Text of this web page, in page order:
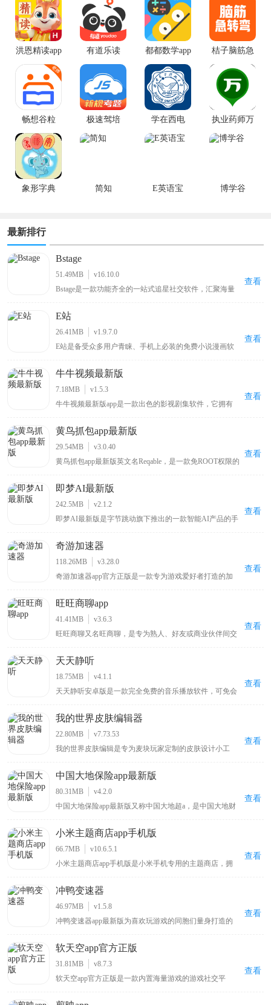
洪恩精读app
最新版
有道乐读 都都数学app
桔子脑筋急
畅想谷粒 极速驾培 学在西电
执业药师万
象形字典 简知 E英语宝 博学谷
最新排行
Bstage
51.49MB
v16.10.0
Bstage是一款功能齐全的一站式追星社交软件，汇聚海量
解，同时提供星粉互动、粉丝社交、音源试听、周边选
购、线下活动报名等全套追星服务。界面简洁清爽、分类
清晰，操作简单易上手，全方位满足用户日常追星、互动
交友、资源收藏的多样化需求。
查看
E站
26.41MB
v1.9.7.0
E站是备受众多用户青睐、手机上必装的免费小说漫画软
该新版本软件将各种功能免费提供给用户，为漫画爱好者
带来丰富多样且免费便捷的阅读体验 。
查看
牛牛视频最新版
7.18MB
v1.5.3
牛牛视频最新版app是一款出色的影视剧集软件，它拥有
随心播放这些影视内容，让用户畅享沉浸式的大片观看体
验，满足不同用户多样化的影视观看需求。
查看
黄鸟抓包app最新版
29.54MB
v3.0.40
黄鸟抓包app最新版英文名Reqable，是一款免ROOT权限的
HTTPS、WebSocket各类流量数据，搭载精准流量筛选、
数据包注入调试、跨端协同抓包能力。兼顾新手简易操作
与高阶开发调试需求，适配接口测试、网络排错、数据核
验场景，是开发者与运维人员必备的移动端抓包神器。
查看
即梦AI最新版
242.5MB
v2.1.2
即梦AI最新版是字节跳动旗下推出的一款智能AI产品的手
用抖音账号登录app后，只需用自然语言在即梦AI最新版
上描述自己的想法，便能迅速捕捉并理解，然后挥洒创意
生成图片。如果对生成的图片不满意，用户还可以利用内
置的编辑功能进行微调，让创意更加完美。
查看
奇游加速器
118.26MB
v3.28.0
奇游加速器app官方正版是一款专为游戏爱好者打造的加
予全面的服务确保。此软件采用先进加速技术，智能选择
最好服务器，优化数据传输方法，降低延迟和遗失，提升
您的游戏体验。无论您是热衷使命召唤战区、王者荣耀国
际服、PUBGM，或是DNFM、刺激战场、吃鸡外服等国
稳定的联络。
查看
旺旺商聊app
41.41MB
v3.6.3
旺旺商聊又名旺商聊，是专为熟人、好友或商业伙伴间交
私数据不泄露，还能加密聊天信息防止第三方无关者看
到，自推出以来受到无数好评，适合有私密交流需求的人
查看
天天静听
18.75MB
v4.1.1
天天静听安卓版是一款完全免费的音乐播放软件，可免会
曲音乐下载到本地，让你即便没有网络也能自由听歌，若
你喜欢听歌，这一能畅享丰富音乐资源且可离线播放的播
放器值得关注。
查看
我的世界皮肤编辑器
22.80MB
v7.73.53
我的世界皮肤编辑是专为麦块玩家定制的皮肤设计小工
新游戏体验，软件提供前后左右和俯仰六个视角方便涂
色，确保无死角遗漏，绘制完成的皮肤可直接保存至手机
相册，便于随时使用 。
查看
中国大地保险app最新版
80.31MB
v4.2.0
中国大地保险app最新版又称中国大地超a，是中国大地财
在线咨询办理业务，提前了解业务范围，为车主提供便捷
的保险查询与办理渠道，助力用户轻松掌握车险信息及完
成相关业务操作。
查看
小米主题商店app手机版
66.7MB
v10.6.5.1
小米主题商店app手机版是小米手机专用的主题商店，拥
同，同时该APP对安卓原生系统进行优化改良，可使手机
运行更流畅、操作更快捷，在KK下载站可下载体验这一
能为小米手机带来独特体验与性能优化的主题商店APP 。
查看
冲鸭变速器
46.97MB
v1.5.8
冲鸭变速器app最新版为喜欢玩游戏的同胞们量身打造的
键搜索的到，非常全面；并且玩热门游戏加速减速任你说
了算，玩游戏就要玩出畅快感！而且使用​冲鸭变速器app
最新版能够帮助用户加快游戏进度，让你可以随时在这里
加快自己的游戏进程，直接畅玩各种游戏，非常适合那些
味的游戏情节，再也不用担心自己需要面对无聊的游戏剧
查看
软天空app官方正版
31.81MB
v8.7.3
软天空app官方正版是一款内置海量游戏的游戏社交平
查看